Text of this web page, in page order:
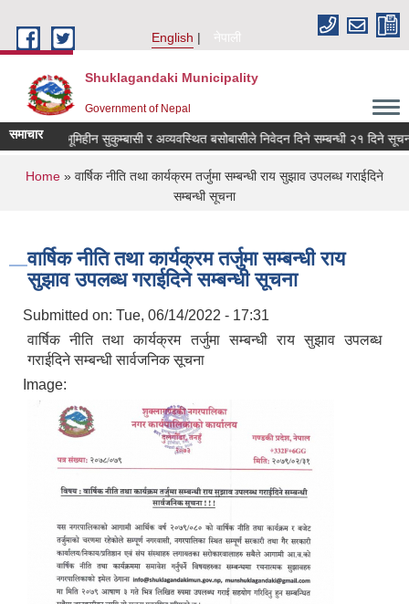
English
नेपाली
Shuklagandaki Municipality
Government of Nepal
समाचार
दलित, भूमिहीन सुकुम्बासी र अव्यवस्थित बसोबासीले निवेदन दिने सम्बन्धी २१ दिने सूचना ।
You are here
Home » वार्षिक नीति तथा कार्यक्रम तर्जुमा सम्बन्धी राय सुझाव उपलब्ध गराईदिने
सम्बन्धी सूचना
वार्षिक नीति तथा कार्यक्रम तर्जुमा सम्बन्धी राय
सुझाव उपलब्ध गराईदिने सम्बन्धी सूचना
Submitted on: Tue, 06/14/2022 - 17:31
वार्षिक नीति तथा कार्यक्रम तर्जुमा सम्बन्धी राय सुझाव उपलब्ध
गराईदिने सम्बन्धी सार्वजनिक सूचना
Image: